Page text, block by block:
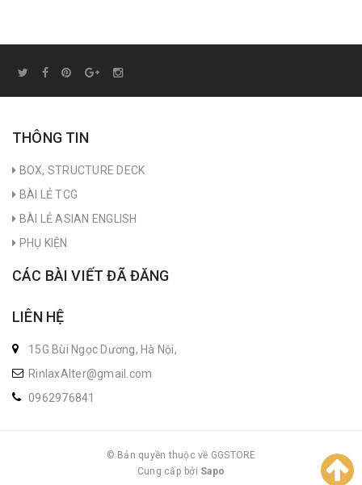
THÔNG TIN
BOX, STRUCTURE DECK
BÀI LẺ TCG
BÀI LẺ ASIAN ENGLISH
PHỤ KIỆN
CÁC BÀI VIẾT ĐÃ ĐĂNG
LIÊN HỆ
15G Bùi Ngọc Dương, Hà Nội,
RinlaxAlter@gmail.com
0962976841
© Bản quyền thuộc về GGSTORE
|
Cung cấp bởi Sapo